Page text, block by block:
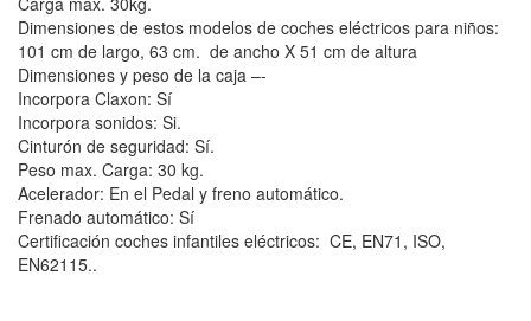
Dimensiones de estos modelos de coches eléctricos para niños:
101 cm de largo, 63 cm. de ancho X 51 cm de altura
Dimensiones y peso de la caja –-
Incorpora Claxon: Sí
Incorpora sonidos: Si.
Cinturón de seguridad: Sí.
Peso max. Carga: 30 kg.
Acelerador: En el Pedal y freno automático.
Frenado automático: Sí
Certificación coches infantiles eléctricos: CE, EN71, ISO,
EN62115..